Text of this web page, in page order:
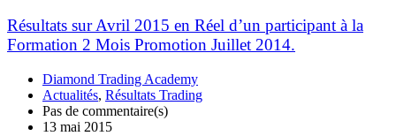
Résultats sur Avril 2015 en Réel d’un participant à la
Formation 2 Mois Promotion Juillet 2014.
Diamond Trading Academy
Actualités, Résultats Trading
Pas de commentaire(s)
13 mai 2015